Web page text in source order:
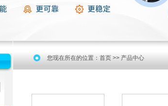
您现在所在的位置： 首页 >> 产品中心